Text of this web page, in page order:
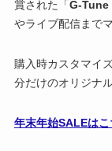
賞された「 G-Tune
やライブ配信まで
購入時カスタマイ
分だけのオリジナ
年末年始SALEは